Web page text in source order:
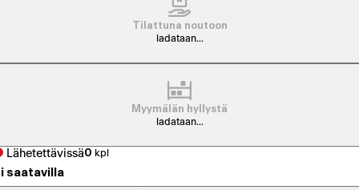
Tilattuna noutoon
ladataan...
Myymälän hyllystä
ladataan...
Lähetettävissä0 kpl
saatavilla